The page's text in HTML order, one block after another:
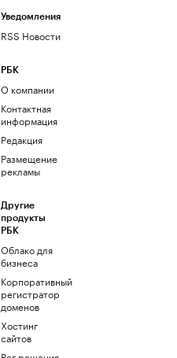
Уведомления
RSS Новости
РБК
О компании
Контактная
информация
Редакция
Размещение
рекламы
Другие
продукты
РБК
Облако для
бизнеса
Корпоративный
регистратор
доменов
Хостинг
сайтов